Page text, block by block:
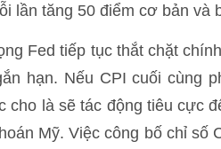
lần tăng 50 điểm cơ bản
Fed tiếp tục thắt chặt
hạn. Nếu CPI cuối cùng
cho là sẽ tác động tiêu cực
Mỹ. Việc công bố chỉ số